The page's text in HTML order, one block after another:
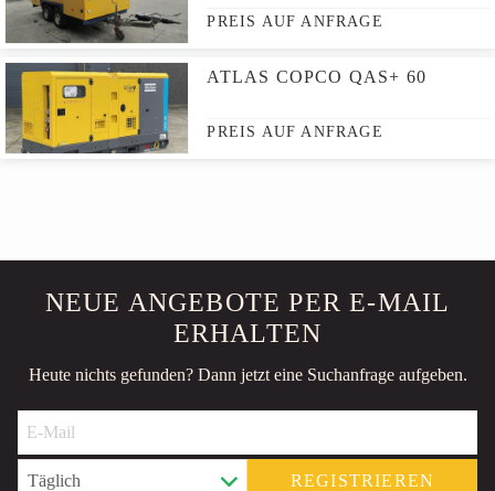
PREIS AUF ANFRAGE
ATLAS COPCO QAS+ 60
PREIS AUF ANFRAGE
NEUE ANGEBOTE PER E-MAIL
ERHALTEN
Heute nichts gefunden? Dann jetzt eine Suchanfrage aufgeben.
REGISTRIEREN